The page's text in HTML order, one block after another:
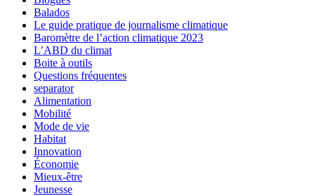
Balados
Le guide pratique de journalisme climatique
Baromètre de l’action climatique 2023
L’ABD du climat
Boite à outils
Questions fréquentes
separator
Alimentation
Mobilité
Mode de vie
Habitat
Innovation
Économie
Mieux-être
Jeunesse